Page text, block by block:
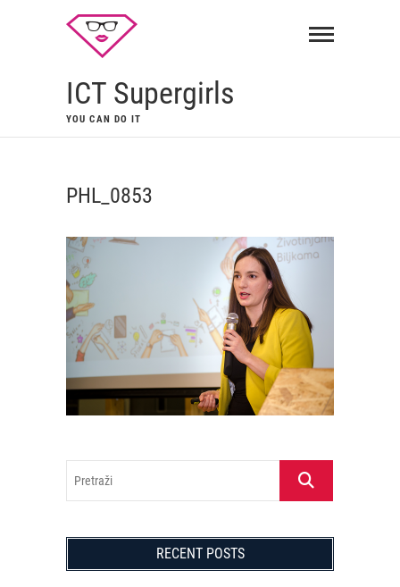
ICT Supergirls
YOU CAN DO IT
PHL_0853
Pretraži
RECENT POSTS